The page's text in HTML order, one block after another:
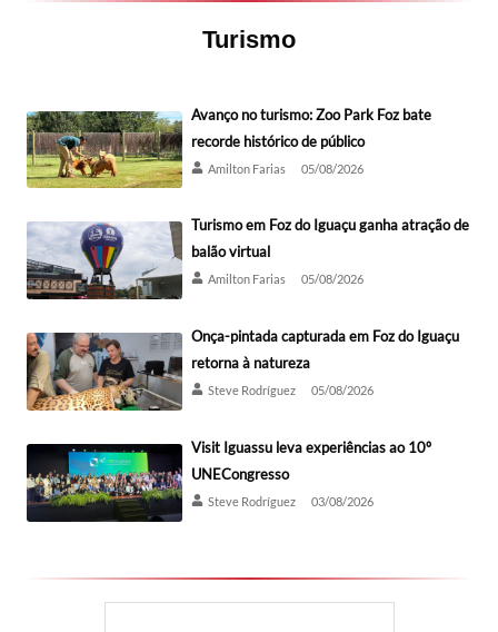
Turismo
Avanço no turismo: Zoo Park Foz bate
recorde histórico de público
Amilton Farias 05/08/2026
Turismo em Foz do Iguaçu ganha atração de
balão virtual
Amilton Farias 05/08/2026
Onça-pintada capturada em Foz do Iguaçu
retorna à natureza
Steve Rodríguez 05/08/2026
Visit Iguassu leva experiências ao 10º
UNECongresso
Steve Rodríguez 03/08/2026